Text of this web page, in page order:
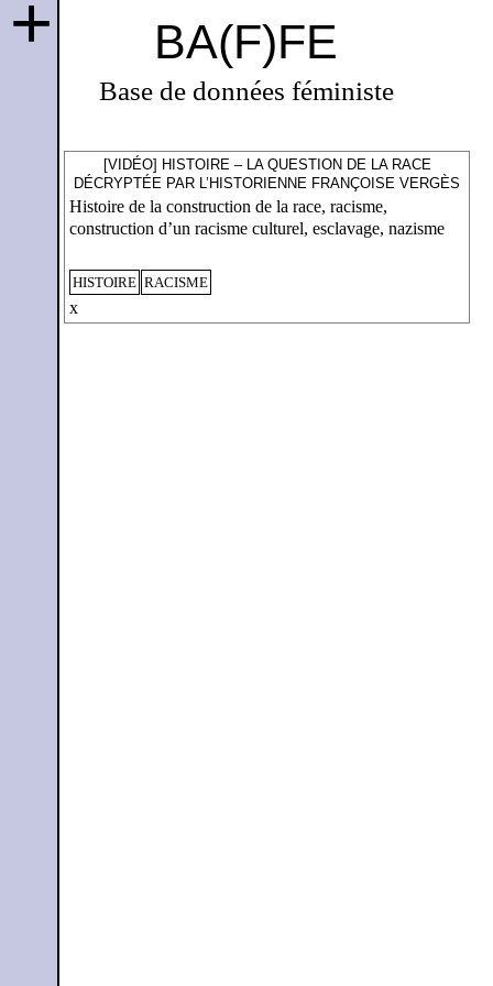
BA(F)FE
Base de données féministe
+
[VIDÉO] HISTOIRE – LA QUESTION DE LA RACE
DÉCRYPTÉE PAR L’HISTORIENNE FRANÇOISE VERGÈS
Histoire de la construction de la race, racisme,
construction d’un racisme culturel, esclavage, nazisme
HISTOIRE RACISME
x